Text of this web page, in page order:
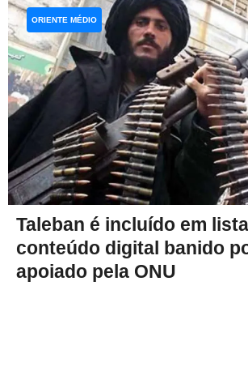
Taleban é incluído em
conteúdo digital banido
apoiado pela ONU
ORIENTE MÉDIO